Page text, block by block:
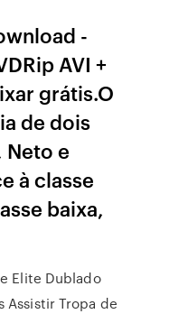
-
AVI +
grátis.O
de dois
Neto e
à classe
baixa,
Elite Dublado
Tropa de